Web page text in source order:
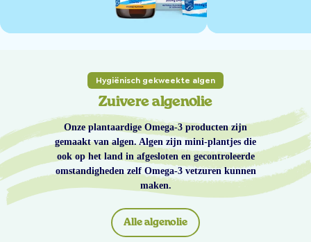
Hygiënisch gekweekte algen
Zuivere algenolie
Onze plantaardige Omega-3 producten zijn
gemaakt van algen. Algen zijn mini-plantjes die
ook op het land in afgesloten en gecontroleerde
omstandigheden zelf Omega-3 vetzuren kunnen
maken.
Alle algenolie